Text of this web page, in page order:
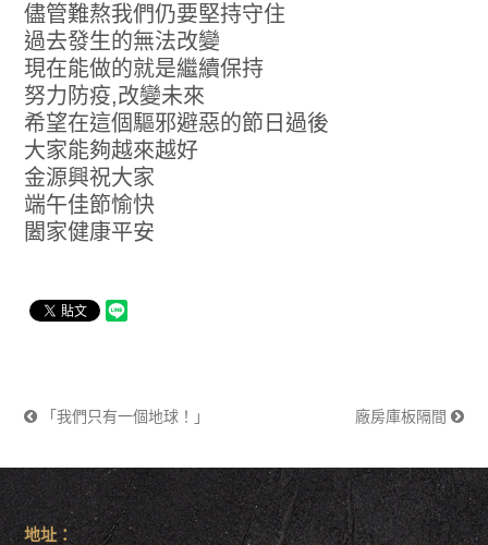
儘管難熬我們仍要堅持守住​
過去發生的無法改變
現在能做的就是繼續保持
努力防疫,改變未來
希望在這個驅邪避惡的節日過後
大家能夠越來越好
金源興祝大家
端午佳節愉快
闔家健康平安
「我們只有一個地球！」 廠房庫板隔間
地址：